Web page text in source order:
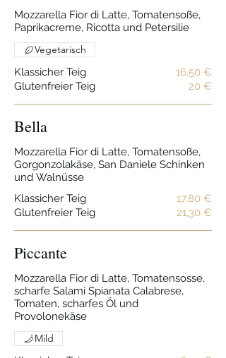
Mozzarella Fior di Latte, Tomatensoße,
Paprikacreme, Ricotta und Petersilie
Klassicher Teig
16,50 €
Glutenfreier Teig
20 €
Vegetarisch
Bella
Mozzarella Fior di Latte, Tomatensoße,
Gorgonzolakäse, San Daniele Schinken
und Walnüsse
Klassicher Teig
17,80 €
Glutenfreier Teig
21,30 €
Piccante
Mozzarella Fior di Latte, Tomatensosse,
scharfe Salami Spianata Calabrese,
Tomaten, scharfes Öl und
Provolonekäse
Mild